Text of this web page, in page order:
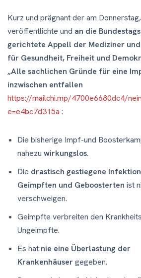
Kurz und prägnant der am
veröffentlichte und an die
gerichtete Appell der Mediziner
für Gesundheit, Freiheit und
„Alle sachlichen Gründe für eine
inzwischen entfallen
https://mailchi.mp/4700e6680dc4/
e=e4bc7d315a :
Die bisherige Impf-und
nahezu wirkungslos.
Die drastisch gestiegene
Geimpften und Geboosterten ist
verschweigen.
Geimpfte verbreiten den
Ungeimpfte.
Es hat nie eine Überlastung der
Krankenhäusergegeben.